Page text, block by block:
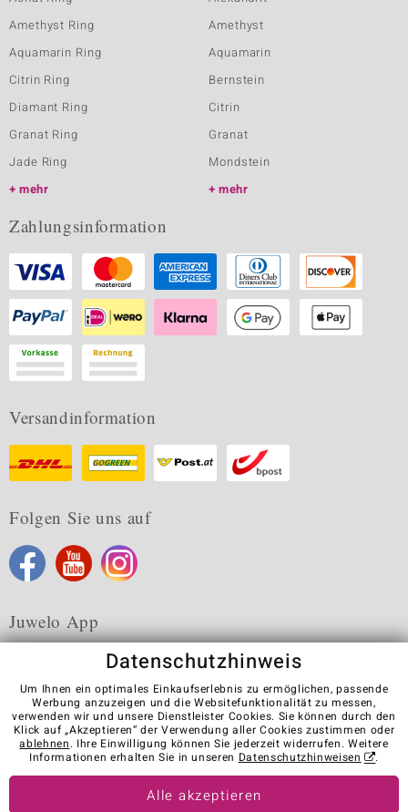
Amethyst Ring
Aquamarin Ring
Citrin Ring
Diamant Ring
Granat Ring
Jade Ring
mehr
Amethyst
Aquamarin
Bernstein
Citrin
Granat
Mondstein
mehr
Zahlungsinformation
Versandinformation
Folgen Sie uns auf
Juwelo App
Karriere AGB Datenschutz Cookies
Impressum
Kontakt
Vertrag widerrufen
Visit our stores in other countries:
Datenschutzhinweis
Um Ihnen ein optimales Einkaufserlebnis zu ermöglichen, passende
Werbung anzuzeigen und die Websitefunktionalität zu messen,
verwenden wir und unsere Dienstleister Cookies. Sie können durch den
Klick auf „Akzeptieren“ der Verwendung aller Cookies zustimmen oder
ablehnen. Ihre Einwilligung können Sie jederzeit widerrufen. Weitere
Informationen erhalten Sie in unseren Datenschutzhinweisen .
Alle akzeptieren